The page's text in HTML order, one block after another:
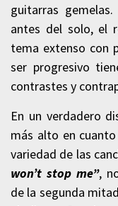
guitarras
antes del solo, el
tema extenso con
ser progresivo
contrastes y
En un verdadero
más alto en
variedad de las
won’t stop me”,
de la segunda